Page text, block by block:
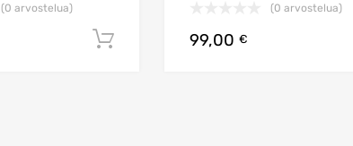
(0 arvostelua)
Lisää ostoskoriin
(0 arvostelua)
99,00 €